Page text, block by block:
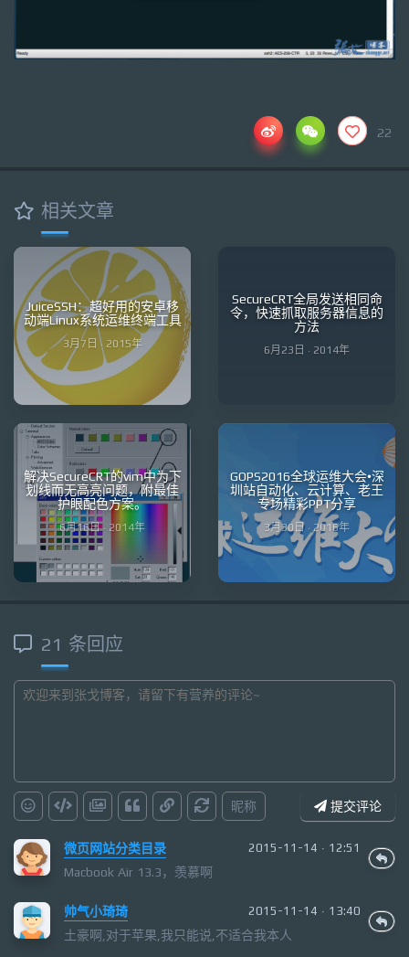
22
相关文章
JuiceSSH：超好用的安卓移
动端Linux系统运维终端工具
3月7日 · 2015年
SecureCRT全局发送相同命
令，快速抓取服务器信息的
方法
6月23日 · 2014年
解决SecureCRT的vim中为下
划线而无高亮问题，附最佳
护眼配色方案。
6月16日 · 2014年
GOPS2016全球运维大会•深
圳站自动化、云计算、老王
专场精彩PPT分享
3月30日 · 2016年
21 条回应
昵称 提交评论
微页网站分类目录 2015-11-14 · 12:51
Macbook Air 13.3，羡慕啊
帅气小琦琦 2015-11-14 · 13:40
土豪啊,对于苹果,我只能说,不适合我本人